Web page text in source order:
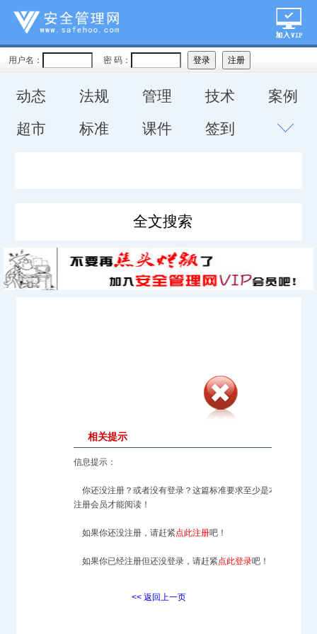
用户名： 密 码：
动态 法规 管理 技术
案例
超市
标准 课件 签到
相关提示
信息提示：
你还没注册？或者没有登录？这篇标准要求至少是本站的
注册会员才能阅读！
如果你还没注册，请赶紧 点此注册吧！
如果你已经注册但还没登录，请赶紧 点此登录吧！
<< 返回上一页